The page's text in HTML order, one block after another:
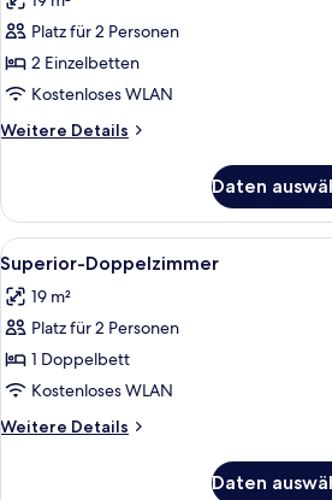
für
Superior-
Zweibettzimmer
anzeigen
Platz für 2 Personen
2 Einzelbetten
Kostenloses WLAN
Weitere Details
Weitere
Zweibettzimmer
Daten
Alle
Fotos
für
Superior-
Doppelzimmer
anzeigen
8
Superior-Doppelzimmer
19 m²
Platz für 2 Personen
1 Doppelbett
Kostenloses WLAN
Weitere Details
Weitere
Daten